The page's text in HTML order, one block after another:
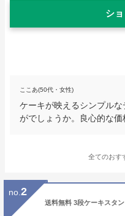
シ
ここあ(50代・女性)
ケーキが映えるシンプル
がでしょうか。良心的な価
全てのおす
no. 2